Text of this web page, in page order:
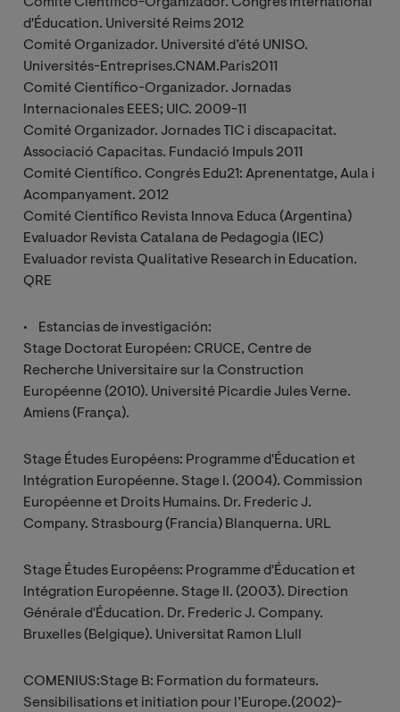
Comité Científico-Organizador. Congrès International
d'Éducation. Université Reims 2012
Comité Organizador. Université d’été UNISO.
Universités-Entreprises.CNAM.Paris2011
Comité Científico-Organizador. Jornadas
Internacionales EEES; UIC. 2009-11
Comité Organizador. Jornades TIC i discapacitat.
Associació Capacitas. Fundació Impuls 2011
Comité Científico. Congrés Edu21: Aprenentatge, Aula i
Acompanyament. 2012
Comité Científico Revista Innova Educa (Argentina)
Evaluador Revista Catalana de Pedagogia (IEC)
Evaluador revista Qualitative Research in Education.
QRE
• Estancias de investigación:
Stage Doctorat Européen: CRUCE, Centre de
Recherche Universitaire sur la Construction
Européenne (2010). Université Picardie Jules Verne.
Amiens (França).
Stage Études Européens: Programme d'Éducation et
Intégration Européenne. Stage I. (2004). Commission
Européenne et Droits Humains. Dr. Frederic J.
Company. Strasbourg (Francia) Blanquerna. URL
Stage Études Européens: Programme d'Éducation et
Intégration Européenne. Stage II. (2003). Direction
Générale d'Éducation. Dr. Frederic J. Company.
Bruxelles (Belgique). Universitat Ramon Llull
COMENIUS:Stage B: Formation du formateurs.
Sensibilisations et initiation pour l’Europe.(2002)-